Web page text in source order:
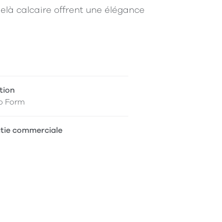
calcaire offrent une élégance
Form
commerciale